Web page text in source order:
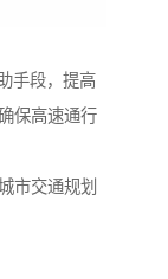
手段，提高
保高速通行
市交通规划